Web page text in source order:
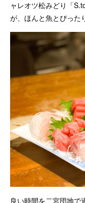
ャレオツ松みどり「
が、ほんと魚とぴった
良い時間を二宮団地で